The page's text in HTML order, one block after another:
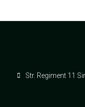
Str. Regiment 11